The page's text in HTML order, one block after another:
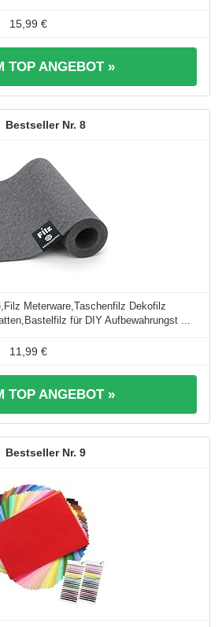
15,99 €
TOP ANGEBOT »
8
Meterware,Taschenfilz Dekofilz
für DIY Aufbewahrungst ...
11,99 €
TOP ANGEBOT »
9